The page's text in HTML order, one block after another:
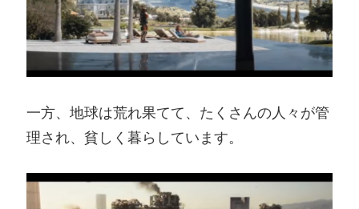
一方、地球は荒れ果てて、たくさんの人々が管
理され、貧しく暮らしています。